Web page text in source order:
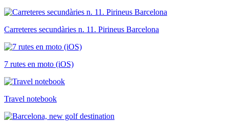
Carreteres secundàries n. 11. Pirineus Barcelona
7 rutes en moto (iOS)
Travel notebook